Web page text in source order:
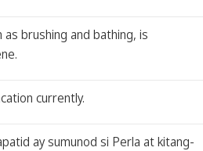
brushing and bathing, is
currently.
ay sumunod si Perla at kitang-